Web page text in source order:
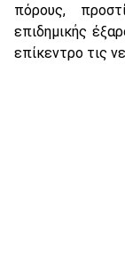
πόρους,
επιδημικής
επίκεντρο τις